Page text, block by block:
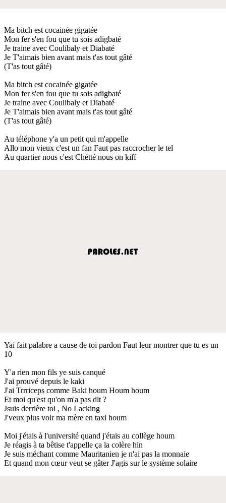
Ma bitch est cocainée gigatée
Mon fer s'en fou que tu sois adigbaté
Je traine avec Coulibaly et Diabaté
Je T'aimais bien avant mais t'as tout gâté
(T'as tout gâté)
Ma bitch est cocainée gigatée
Mon fer s'en fou que tu sois adigbaté
Je traine avec Coulibaly et Diabaté
Je T'aimais bien avant mais t'as tout gâté
(T'as tout gâté)
Au téléphone y'a un petit qui m'appelle
Allo mon vieux c'est un fan Faut pas raccrocher le tel
Au quartier nous c'est Chétté nous on kiff
Yai fait palabre a cause de toi pardon Faut leur montrer que tu es un
10
Y'a rien mon fils ye suis canqué
J'ai prouvé depuis le kaki
J'ai Trrriceps comme Baki houm Houm houm
Et moi qu'est qu'on m'a pas dit ?
Jsuis derrière toi , No Lacking
J'veux plus voir ma mère en taxi houm
Moi j'étais à l'université quand j'étais au collège houm
Je réagis à ta bêtise t'appelle ça la colère hin
Je suis méchant comme Mauritanien je n'ai pas la monnaie
Et quand mon cœur veut se gâter J'agis sur le système solaire